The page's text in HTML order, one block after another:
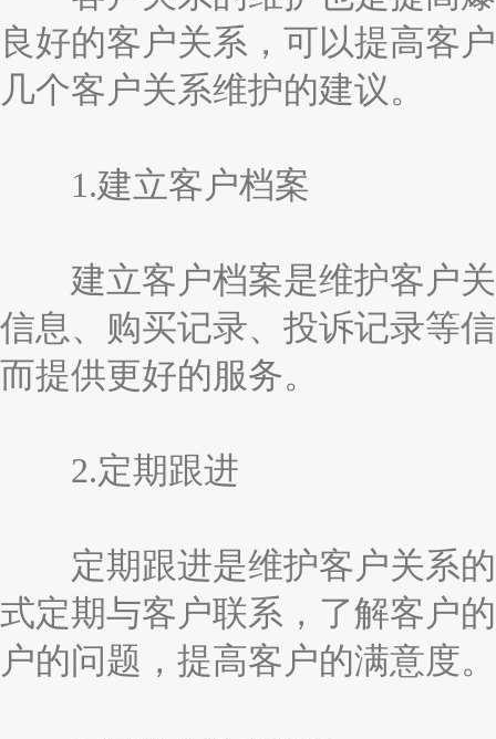
良好的客户关系，可以提高客
几个客户关系维护的建议。
1.建立客户档案
建立客户档案是维护客户关
信息、购买记录、投诉记录等
而提供更好的服务。
2.定期跟进
定期跟进是维护客户关系的
式定期与客户联系，了解客户
户的问题，提高客户的满意度。